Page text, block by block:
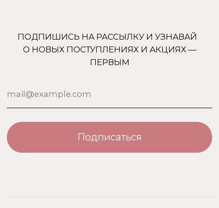
Гарантия и возврат
Магазин
По странам
ООО «Парфюм Элит»
Адрес: 109518, Москва, Грайвороновская 23, оф.613
О бренде USO
Турция